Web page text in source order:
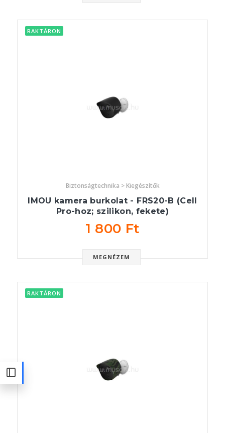
RAKTÁRON
Biztonságtechnika > Kiegészítők
IMOU kamera burkolat - FRS20-B (Cell
Pro-hoz; szilikon, fekete)
1 800 Ft
MEGNÉZEM
RAKTÁRON